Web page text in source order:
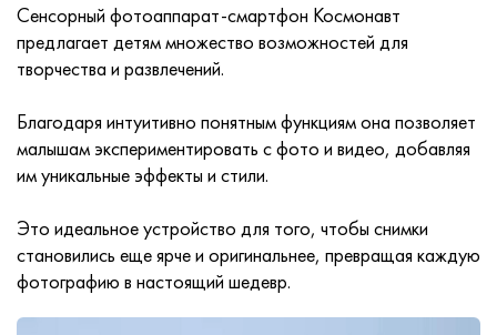
Сенсорный фотоаппарат-смартфон Космонавт
предлагает детям множество возможностей для
творчества и развлечений.
Благодаря интуитивно понятным функциям она позволяет
малышам экспериментировать с фото и видео, добавляя
им уникальные эффекты и стили.
Это идеальное устройство для того, чтобы снимки
становились еще ярче и оригинальнее, превращая каждую
фотографию в настоящий шедевр.